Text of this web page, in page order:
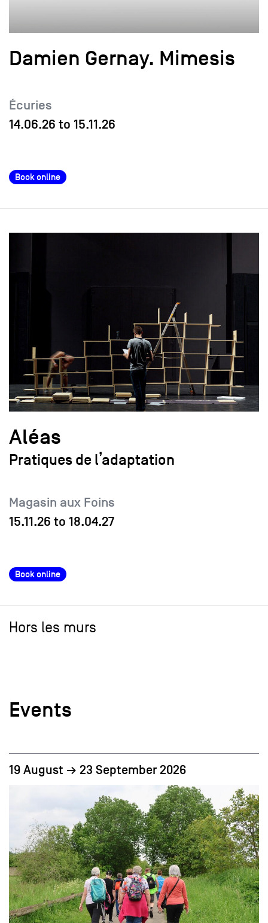
Damien Gernay. Mimesis
Écuries
14.06.26 to 15.11.26
Book online
Aléas
Pratiques de l’adaptation
Magasin aux Foins
15.11.26 to 18.04.27
Book online
Hors les murs
Events
19 August → 23 September 2026